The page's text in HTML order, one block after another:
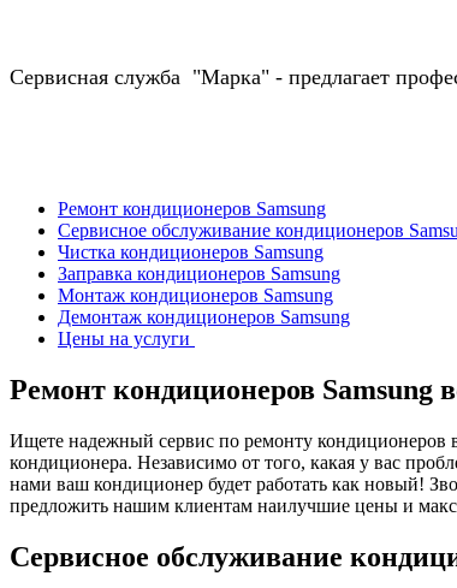
Сервисная служба "Марка" - предлагает
Ремонт кондиционеров Samsung
Сервисное обслуживание кондиционеров
Чистка кондиционеров Samsung
Заправка кондиционеров Samsung
Монтаж кондиционеров Samsung
Демонтаж кондиционеров Samsung
Цены на услуги
Ремонт кондиционеров Samsung
Ищете надежный сервис по ремонту кондиционеров
кондиционера. Независимо от того, какая у вас
нами ваш кондиционер будет работать как новый!
предложить нашим клиентам наилучшие цены и
Сервисное обслуживание